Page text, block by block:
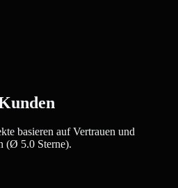
basieren auf Vertrauen und
(Ø 5.0 Sterne).